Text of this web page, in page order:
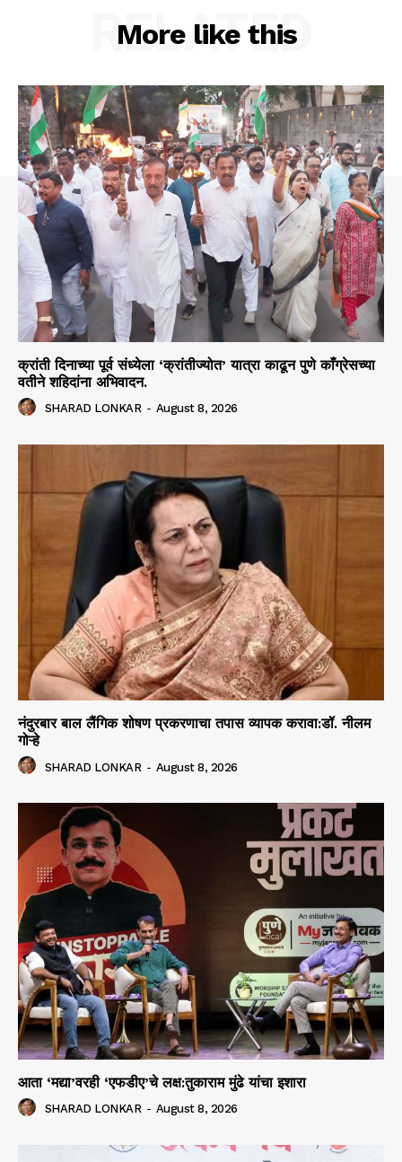
More like this
RELATED
क्रांती दिनाच्या पूर्व संध्येला ‘क्रांतीज्योत’ यात्रा काढून पुणे काँग्रेसच्या
वतीने शहिदांना अभिवादन.
SHARAD LONKAR - August 8, 2026
नंदुरबार बाल लैंगिक शोषण प्रकरणाचा तपास व्यापक करावा:डॉ. नीलम
गोऱ्हे
SHARAD LONKAR - August 8, 2026
आता ‘मद्या’वरही ‘एफडीए’चे लक्ष:तुकाराम मुंढे यांचा इशारा
SHARAD LONKAR - August 8, 2026